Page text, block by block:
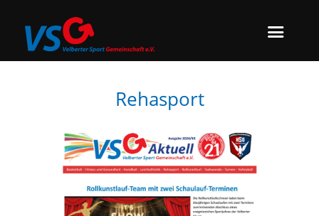
Rehasport